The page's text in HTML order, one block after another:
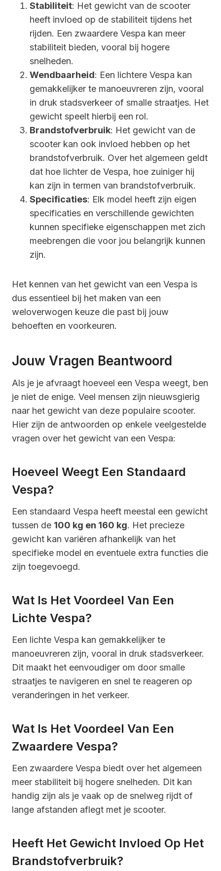
Stabiliteit: Het gewicht van de scooter
heeft invloed op de stabiliteit tijdens het
rijden. Een zwaardere Vespa kan meer
stabiliteit bieden, vooral bij hogere
snelheden.
Wendbaarheid: Een lichtere Vespa kan
gemakkelijker te manoeuvreren zijn, vooral
in druk stadsverkeer of smalle straatjes. Het
gewicht speelt hierbij een rol.
Brandstofverbruik: Het gewicht van de
scooter kan ook invloed hebben op het
brandstofverbruik. Over het algemeen geldt
dat hoe lichter de Vespa, hoe zuiniger hij
kan zijn in termen van brandstofverbruik.
Specificaties: Elk model heeft zijn eigen
specificaties en verschillende gewichten
kunnen specifieke eigenschappen met zich
meebrengen die voor jou belangrijk kunnen
zijn.
Het kennen van het gewicht van een Vespa is
dus essentieel bij het maken van een
weloverwogen keuze die past bij jouw
behoeften en voorkeuren.
Jouw Vragen Beantwoord
Als je je afvraagt hoeveel een Vespa weegt, ben
je niet de enige. Veel mensen zijn nieuwsgierig
naar het gewicht van deze populaire scooter.
Hier zijn de antwoorden op enkele veelgestelde
vragen over het gewicht van een Vespa:
Hoeveel Weegt Een Standaard
Vespa?
Een standaard Vespa heeft meestal een gewicht
tussen de 100 kg en 160 kg. Het precieze
gewicht kan variëren afhankelijk van het
specifieke model en eventuele extra functies die
zijn toegevoegd.
Wat Is Het Voordeel Van Een
Lichte Vespa?
Een lichte Vespa kan gemakkelijker te
manoeuvreren zijn, vooral in druk stadsverkeer.
Dit maakt het eenvoudiger om door smalle
straatjes te navigeren en snel te reageren op
veranderingen in het verkeer.
Wat Is Het Voordeel Van Een
Zwaardere Vespa?
Een zwaardere Vespa biedt over het algemeen
meer stabiliteit bij hogere snelheden. Dit kan
handig zijn als je vaak op de snelweg rijdt of
lange afstanden aflegt met je scooter.
Heeft Het Gewicht Invloed Op Het
Brandstofverbruik?